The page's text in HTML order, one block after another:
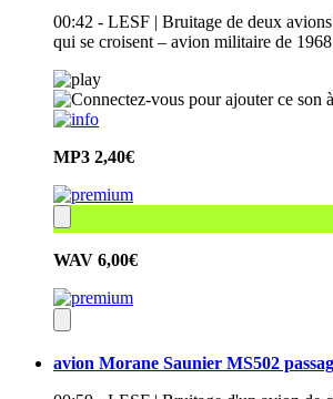
00:42 - LESF | Bruitage de deux
qui se croisent – avion militaire de
MP3 2,40€
WAV 6,00€
avion Morane Saunier MS502